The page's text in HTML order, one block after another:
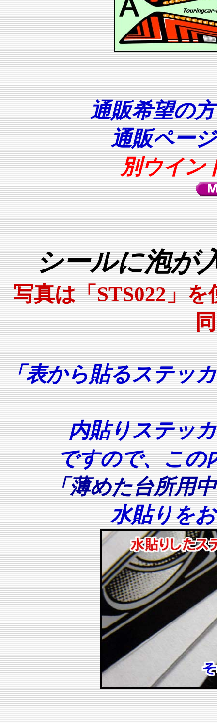
通販希望の
通販ペー
別ウイン
シールに泡が
写真は「STS022」
「表から貼るステッ
内貼りステッ
ですので、この
「薄めた台所用
水貼りを